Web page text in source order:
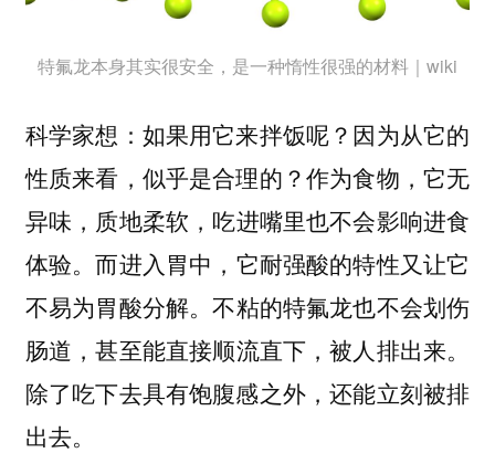
特氟龙本身其实很安全，是一种惰性很强的材料｜wiki
科学家想：如果用它来拌饭呢？因为从它的
性质来看，似乎是合理的？作为食物，它无
异味，质地柔软 ，吃进嘴里也不会影响进食
体验。而进入胃中， 它耐强酸的特性又让它
不易为胃酸分解。不粘的特氟龙也不会划伤
肠道 ，甚至能直接顺流直下，被人排出来。
除了吃下去具有饱腹感之外，还能立刻被排
出去。